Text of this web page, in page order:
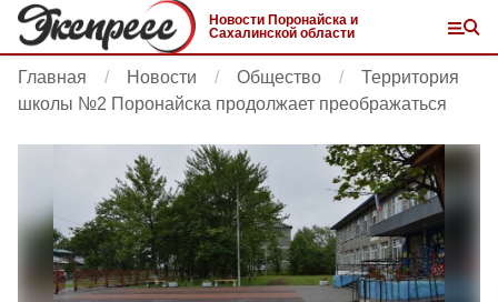
Новости Поронайска и
Сахалинской области
Главная Новости Общество
Территория
школы №2 Поронайска продолжает преображаться